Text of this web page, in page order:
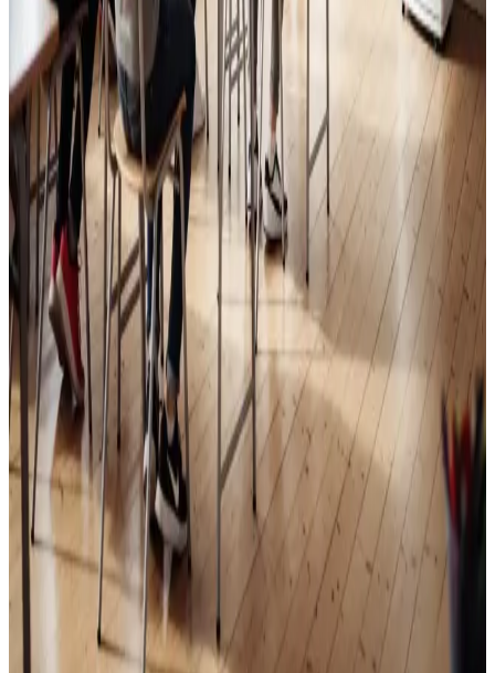
Skoleventilation
Frisk luft og bedre koncentration i skoler og institutioner
i Vallensbæk.
Læs mere